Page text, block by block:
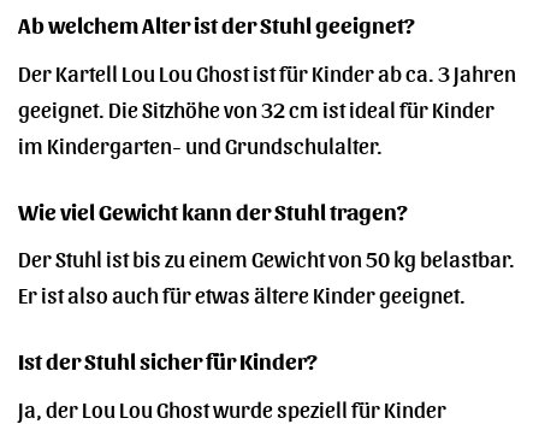
Ab welchem Alter ist der Stuhl geeignet?
Der Kartell Lou Lou Ghost ist für Kinder ab ca. 3 Jahren
geeignet. Die Sitzhöhe von 32 cm ist ideal für Kinder
im Kindergarten- und Grundschulalter.
Wie viel Gewicht kann der Stuhl tragen?
Der Stuhl ist bis zu einem Gewicht von 50 kg belastbar.
Er ist also auch für etwas ältere Kinder geeignet.
Ist der Stuhl sicher für Kinder?
Ja, der Lou Lou Ghost wurde speziell für Kinder